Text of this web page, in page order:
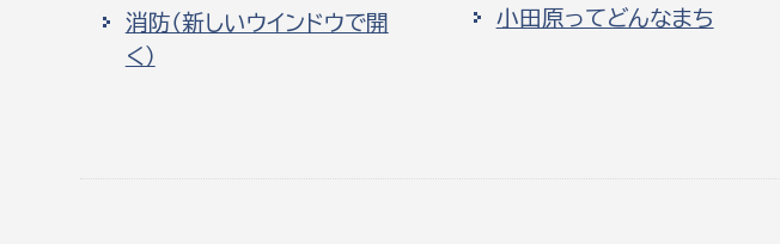
消防（新しいウインドウで開
く）
小田原ってどんなまち